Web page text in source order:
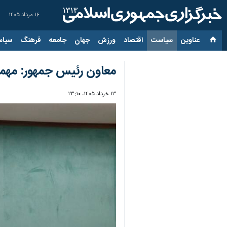
۱۶ مرداد ۱۴۰۵
عناوین‌ سیاست اقتصاد ورزش جهان جامعه فرهنگ
معاون رئیس جمهور:
۱۳ خرداد ۱۴۰۵، ۲۳:۱۰